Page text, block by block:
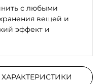
с любыми
вещей и
эффект и